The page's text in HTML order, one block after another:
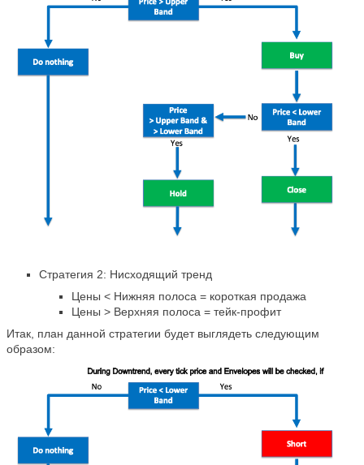
Стратегия 2: Нисходящий тренд
Цены < Нижняя полоса = короткая продажа
Цены > Верхняя полоса = тейк-профит
Итак, план данной стратегии будет выглядеть следующим
образом: